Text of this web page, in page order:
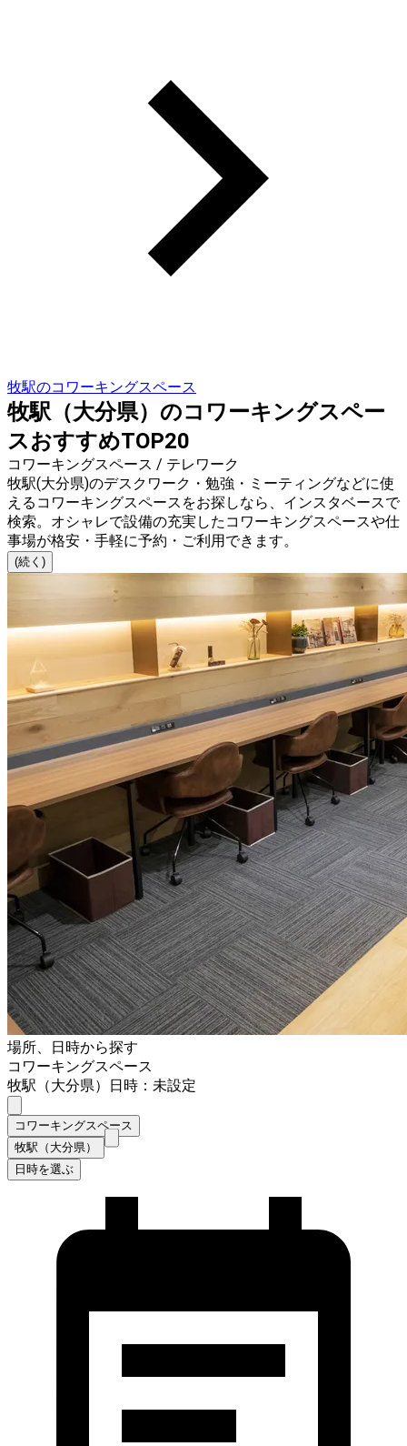
牧駅のコワーキングスペース
牧駅（大分県）のコワーキングスペー
スおすすめTOP20
コワーキングスペース / テレワーク
牧駅(大分県)のデスクワーク・勉強・ミーティングなどに使
えるコワーキングスペースをお探しなら、インスタベースで
検索。オシャレで設備の充実したコワーキングスペースや仕
事場が格安・手軽に予約・ご利用できます。
(続く)
場所、日時から探す
コワーキングスペース
牧駅（大分県）
日時：未設定
コワーキングスペース
牧駅（大分県）
日時を選ぶ